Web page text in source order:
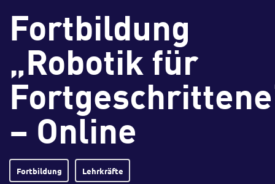
Fortbildung
„Robotik für
– Online
Fortbildung Lehrkräfte